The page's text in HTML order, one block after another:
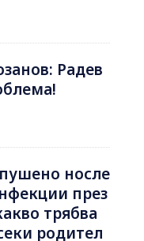
Радев
носле
през
трябва
родител